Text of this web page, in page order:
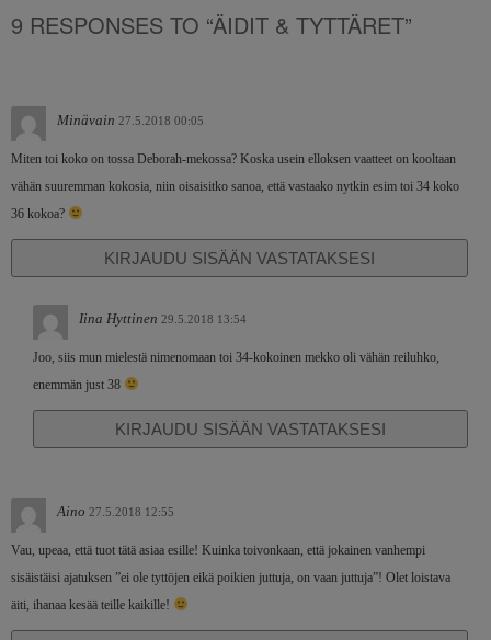
9 RESPONSES TO “ÄIDIT & TYTTÄRET”
Minävain 27.5.2018 00:05
Miten toi koko on tossa Deborah-mekossa? Koska usein elloksen vaatteet on kooltaan
vähän suuremman kokosia, niin oisaisitko sanoa, että vastaako nytkin esim toi 34 koko
36 kokoa?
KIRJAUDU SISÄÄN VASTATAKSESI
Iina Hyttinen 29.5.2018 13:54
Joo, siis mun mielestä nimenomaan toi 34-kokoinen mekko oli vähän reiluhko,
enemmän just 38
KIRJAUDU SISÄÄN VASTATAKSESI
Aino 27.5.2018 12:55
Vau, upeaa, että tuot tätä asiaa esille! Kuinka toivonkaan, että jokainen vanhempi
sisäistäisi ajatuksen ”ei ole tyttöjen eikä poikien juttuja, on vaan juttuja”! Olet loistava
äiti, ihanaa kesää teille kaikille!